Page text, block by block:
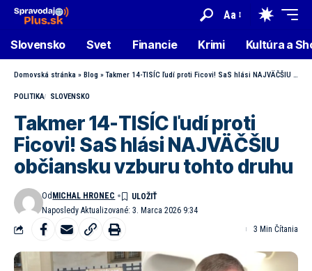
Aa
Slovensko Svet Financie Krimi Kultúra a
Domovská stránka » Blog »Takmer 14-TISÍC ľudí proti Ficovi! SaS hlási NAJVÄČŠIU občiansku vzburu tohto druhu
POLITIKA SLOVENSKO
Takmer 14-TISÍC ľudí proti
Ficovi! SaS hlási NAJVÄČŠIU
občiansku vzburu tohto druhu
Naposledy Aktualizované: 3. Marca 2026 9:34
Od MICHAL HRONEC
3 Min Čítania